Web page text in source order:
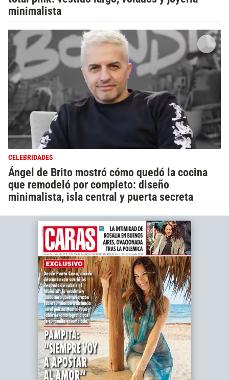
minimalista
CELEBRIDADES
Ángel de Brito mostró cómo quedó la cocina
que remodeló por completo: diseño
minimalista, isla central y puerta secreta